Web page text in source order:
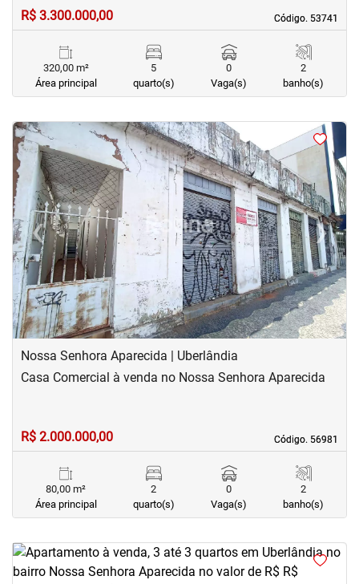
Código. 53741
Código. 53741
R$ 3.300.000,00
320,00 m²
Área principal
5
quarto(s)
0
Vaga(s)
2
banho(s)
<<<<
‹Previous ›Next
Nossa Senhora Aparecida | Uberlândia
Código. 56981
Código. 56981
Casa Comercial à venda no Nossa Senhora Aparecida
R$ 2.000.000,00
80,00 m²
Área principal
2
quarto(s)
0
Vaga(s)
2
banho(s)
<<<<